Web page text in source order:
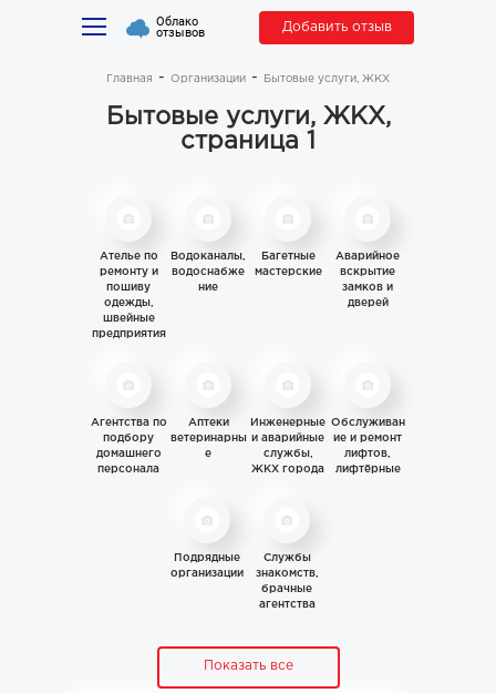
Облако
отзывов Добавить отзыв
Главная Организации Бытовые услуги, ЖКХ
Бытовые услуги, ЖКХ,
страница 1
Ателье по
ремонту и
пошиву
одежды,
швейные
предприятия
Водоканалы,
водоснабже
ние
Багетные
мастерские
Аварийное
вскрытие
замков и
дверей
Агентства по
подбору
домашнего
персонала
Аптеки
ветеринарны
е
Инженерные
и аварийные
службы,
ЖКХ города
Обслуживан
ие и ремонт
лифтов,
лифтёрные
Подрядные
организации
Службы
знакомств,
брачные
агентства
Показать все